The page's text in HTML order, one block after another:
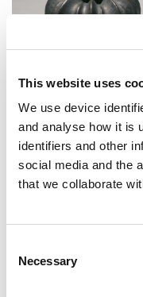
This website uses
We use device
and analyse how it is
identifiers and other
social media and the
that we collaborate
Selection
Necessary
Anders Wissler (1869 -